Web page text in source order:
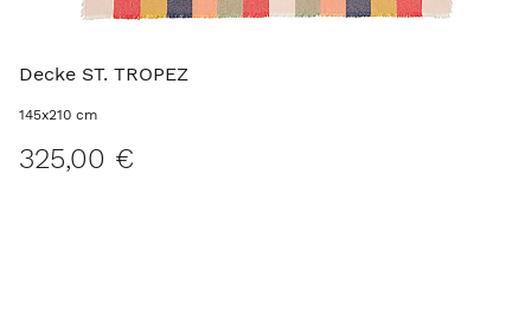
Decke ST. TROPEZ
145x210 cm
325,00 €